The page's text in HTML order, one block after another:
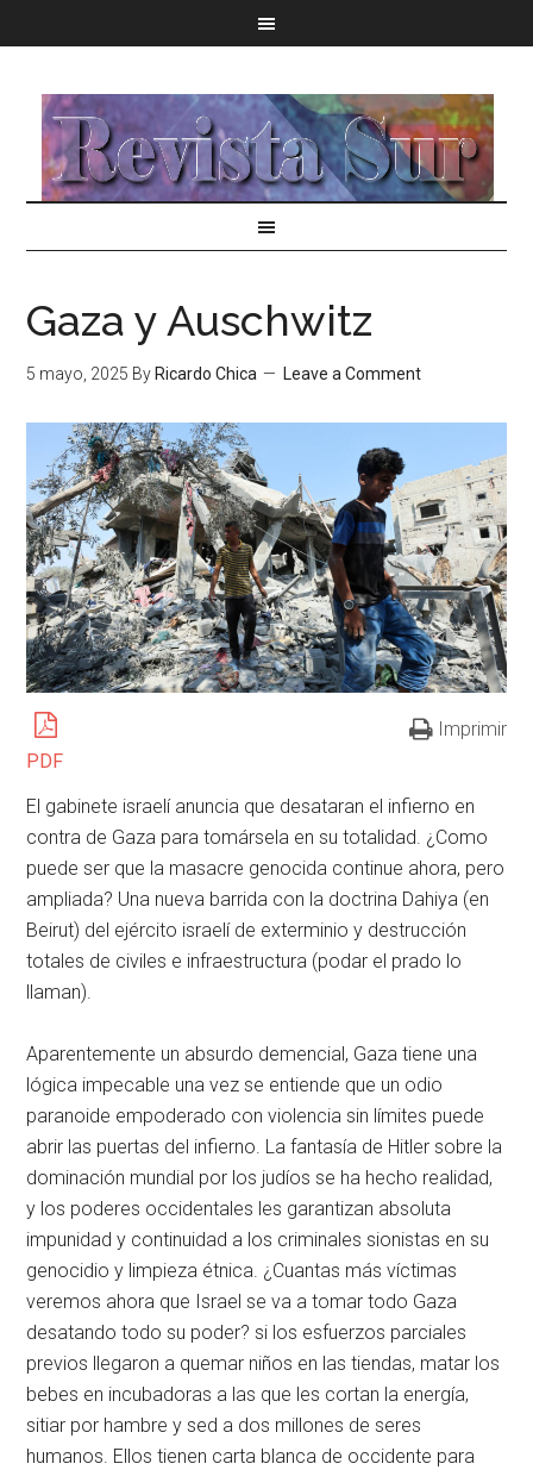
Gaza y Auschwitz
5 mayo, 2025 By Ricardo Chica Leave a Comment
PDF
Imprimir
El gabinete israelí anuncia que desataran el infierno en
contra de Gaza para tomársela en su totalidad. ¿Como
puede ser que la masacre genocida continue ahora, pero
ampliada? Una nueva barrida con la doctrina Dahiya (en
Beirut) del ejército israelí de exterminio y destrucción
totales de civiles e infraestructura (podar el prado lo
llaman).
Aparentemente un absurdo demencial, Gaza tiene una
lógica impecable una vez se entiende que un odio
paranoide empoderado con violencia sin límites puede
abrir las puertas del infierno. La fantasía de Hitler sobre la
dominación mundial por los judíos se ha hecho realidad,
y los poderes occidentales les garantizan absoluta
impunidad y continuidad a los criminales sionistas en su
genocidio y limpieza étnica. ¿Cuantas más víctimas
veremos ahora que Israel se va a tomar todo Gaza
desatando todo su poder? si los esfuerzos parciales
previos llegaron a quemar niños en las tiendas, matar los
bebes en incubadoras a las que les cortan la energía,
sitiar por hambre y sed a dos millones de seres
humanos. Ellos tienen carta blanca de occidente para